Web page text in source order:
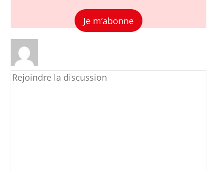
Je m’abonne